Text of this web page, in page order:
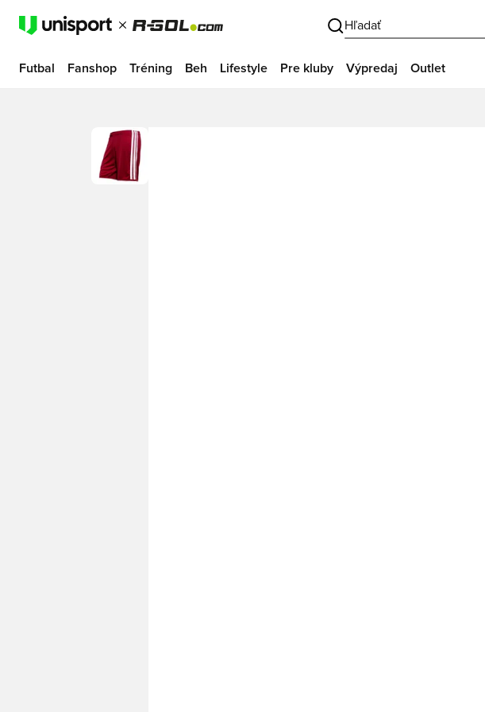
Hľadať
Futbal Fanshop Tréning Beh Lifestyle Pre kluby Výpredaj Outlet